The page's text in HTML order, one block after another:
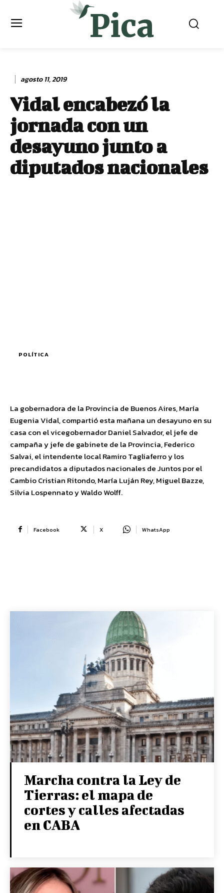
agosto 11, 2019
Vidal encabezó la
jornada con un
desayuno junto a
diputados nacionales
POLÍTICA
La gobernadora de la Provincia de Buenos Aires, María
Eugenia Vidal, compartió esta mañana un desayuno en su
casa con el vicegobernador Daniel Salvador, el jefe de
campaña y jefe de gabinete de la Provincia, Federico
Salvai, el intendente local Ramiro Tagliaferro y los
precandidatos a diputados nacionales de Juntos por el
Cambio Cristian Ritondo, María Luján Rey, Miguel Bazze,
Silvia Lospennato y Waldo Wolff.
Facebook X WhatsApp
Marcha contra la Ley de
Tierras: el mapa de
cortes y calles afectadas
en CABA